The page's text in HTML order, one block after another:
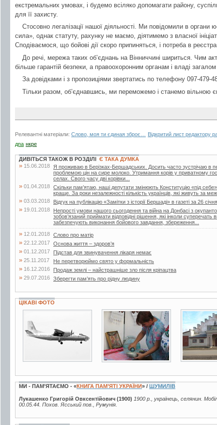
екстремальних умовах, і будемо всіляко допомагати району,
для її захисту.
Стосовно легалізації нашої діяльності. Ми повідомили в органи
сила», однак статуту, рахунку не маємо, діятимемо з власної
Сподіваємося, що бойові дії скоро припиняться, і потреба в
До речі, мережа таких об’єднань на Вінниччині шириться. Чим
більше гарантій безпеки, а правоохоронним органам і владі
За довідками і з пропозиціями звертатись по телефону 097-479-
Тільки разом, об’єднавшись, ми переможемо і станемо вільною
Релевантні матеріали: Слово, моя ти єдиная зброє…
Відкритий лист редактору
дпа нкре
ДИВІТЬСЯ ТАКОЖ В РОЗДІЛІ Є ТАКА ДУМКА
» 15.06.2018
Я проживаю в Берізках-Бершадських. Досить часто зустрічаю в
проблемою цін на сире молоко. Утримання корів у приватному
селах. Свого часу дві корівки...
» 01.04.2018 Скільки пам’ятаю, наші депутати змінюють Конституцію «під
краще. За роки незалежності кількість українців, які живуть за
» 03.03.2018 Відгук на публікацію «Замітки з історії Бершаді» в газеті за 26
» 19.01.2018
Непрості умови нашого сьогодення та війна на Донбасі з
зобов’язаний приймати відповідні рішення, які інколи
забезпечують виконання бойового завдання, збереження...
» 12.01.2018 Слово про матір
» 22.12.2017 Основа життя – здоров’я
» 01.12.2017 Підстав для звинувачення лікаря немає
» 25.11.2017 Не перетворюймо свято у формальність
» 16.12.2016 Продаж землі – найстрашніше зло після кріпацтва
» 29.07.2016 Зберегти пам’ять про рідну людину
ЦІКАВІ ФОТО
8 фото 6 фото
МИ - ПАМ’ЯТАЄМО - «КНИГА ПАМ’ЯТІ УКРАЇНИ» / ШУМИЛІВ
Лукашенко Григорій Овксентійович (1900) 1900 р., українець, селянин.
00.05.44. Похов. Ясський пов., Румунія.